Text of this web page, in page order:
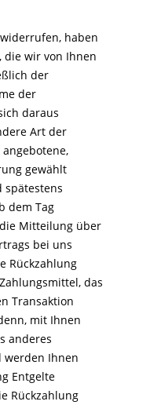
haben
die wir von Ihnen
der
der
daraus
Art der
gewählt
spätestens
dem Tag
Mitteilung über
bei uns
Rückzahlung
das
Transaktion
mit Ihnen
anderes
werden Ihnen
Entgelte
Rückzahlung